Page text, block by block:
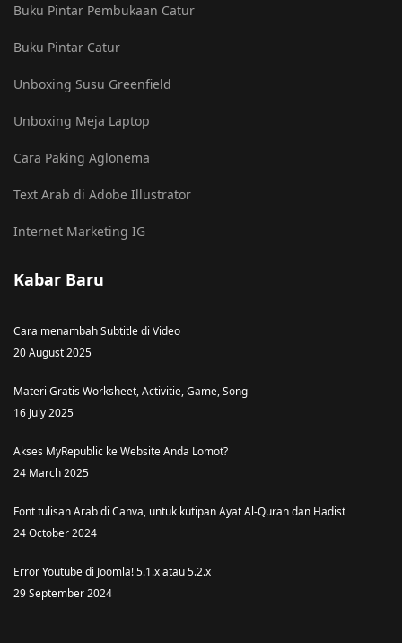
Buku Pintar Pembukaan Catur
Buku Pintar Catur
Unboxing Susu Greenfield
Unboxing Meja Laptop
Cara Paking Aglonema
Text Arab di Adobe Illustrator
Internet Marketing IG
Kabar Baru
Cara menambah Subtitle di Video
20 August 2025
Materi Gratis Worksheet, Activitie, Game, Song
16 July 2025
Akses MyRepublic ke Website Anda Lomot?
24 March 2025
Font tulisan Arab di Canva, untuk kutipan Ayat Al-Quran dan Hadist
24 October 2024
Error Youtube di Joomla! 5.1.x atau 5.2.x
29 September 2024